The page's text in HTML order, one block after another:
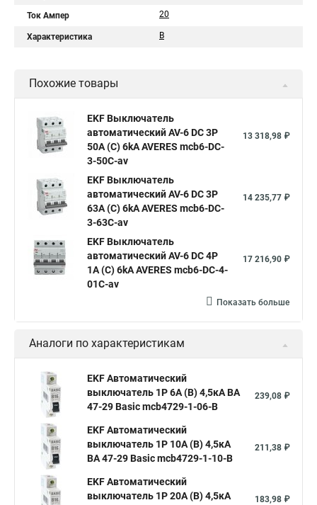
Ток Ампер 20
Характеристика B
Похожие товары
EKF Выключатель
автоматический AV-6 DC 3P
50A (C) 6kA AVERES mcb6-DC-
3-50C-av
13 318,98 ₽
EKF Выключатель
автоматический AV-6 DC 3P
63A (C) 6kA AVERES mcb6-DC-
3-63C-av
14 235,77 ₽
EKF Выключатель
автоматический AV-6 DC 4P
1A (C) 6kA AVERES mcb6-DC-4-
01C-av
17 216,90 ₽
Показать больше
Аналоги по характеристикам
EKF Автоматический
выключатель 1P 6А (B) 4,5кА ВА
47-29 Basic mcb4729-1-06-B
239,08 ₽
EKF Автоматический
выключатель 1P 10А (B) 4,5кА
ВА 47-29 Basic mcb4729-1-10-B
211,38 ₽
EKF Автоматический
выключатель 1P 20А (B) 4,5кА
183,98 ₽